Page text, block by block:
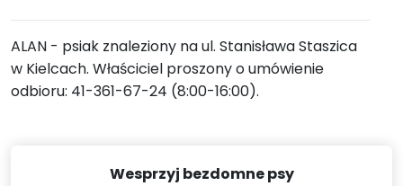
ALAN - psiak znaleziony na ul. Stanisława Staszica
w Kielcach. Właściciel proszony o umówienie
odbioru: 41-361-67-24 (8:00-16:00).
Wesprzyj bezdomne psy